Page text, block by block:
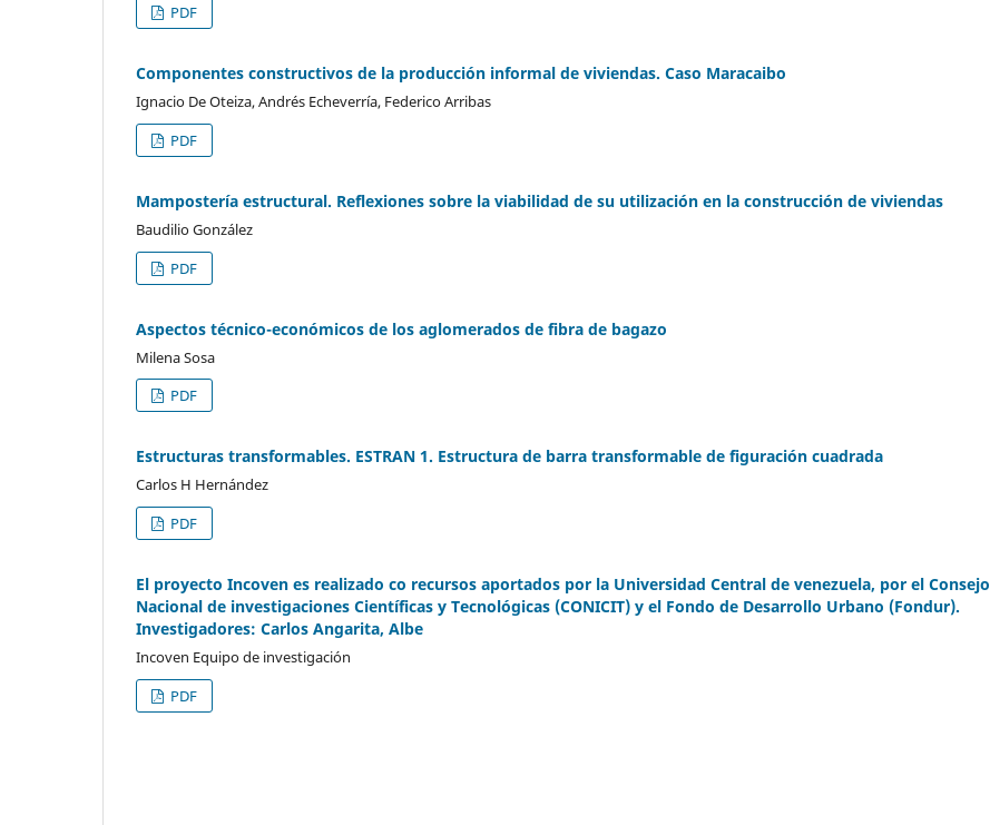
PDF
Componentes constructivos de la producción informal de viviendas. Caso Maracaibo
Ignacio De Oteiza, Andrés Echeverría, Federico Arribas
PDF
Mampostería estructural. Reflexiones sobre la viabilidad de su utilización en la construcción de viviendas
Baudilio González
PDF
Aspectos técnico-económicos de los aglomerados de fibra de bagazo
Milena Sosa
PDF
Estructuras transformables. ESTRAN 1. Estructura de barra transformable de figuración cuadrada
Carlos H Hernández
PDF
El proyecto Incoven es realizado co recursos aportados por la Universidad Central de venezuela, por el Consejo
Nacional de investigaciones Científicas y Tecnológicas (CONICIT) y el Fondo de Desarrollo Urbano (Fondur).
Investigadores: Carlos Angarita, Albe
Incoven Equipo de investigación
PDF